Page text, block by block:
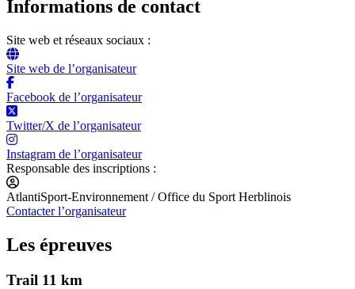
Informations de contact
Site web et réseaux sociaux :
Site web de l’organisateur
Facebook de l’organisateur
Twitter/X de l’organisateur
Instagram de l’organisateur
Responsable des inscriptions :
AtlantiSport-Environnement / Office du Sport Herblinois
Contacter l’organisateur
Les épreuves
Trail 11 km